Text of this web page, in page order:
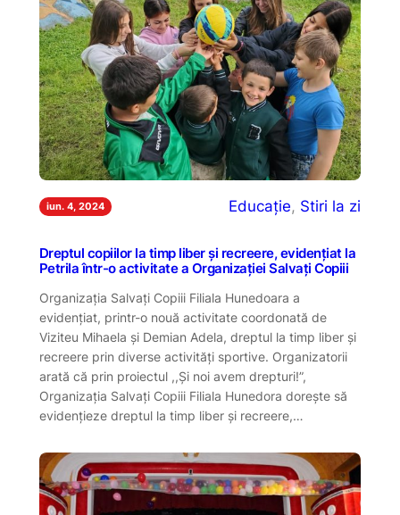
iun. 4, 2024 Educație, Stiri la zi
Dreptul copiilor la timp liber și recreere, evidențiat la
Petrila într-o activitate a Organizației Salvați Copiii
Organizația Salvați Copiii Filiala Hunedoara a
evidențiat, printr-o nouă activitate coordonată de
Viziteu Mihaela și Demian Adela, dreptul la timp liber și
recreere prin diverse activități sportive. Organizatorii
arată că prin proiectul ,,Și noi avem drepturi!”,
Organizația Salvați Copiii Filiala Hunedora dorește să
evidențieze dreptul la timp liber și recreere,…